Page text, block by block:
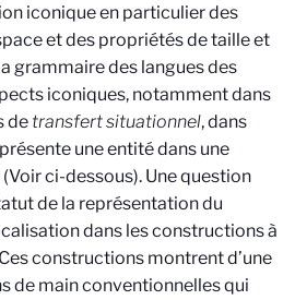
iconique en particulier des
et des propriétés de taille et
grammaire des langues des
iconiques, notamment dans
de transfert situationnel, dans
une entité dans une
ci-dessous). Une question
de la représentation du
dans les constructions à
constructions montrent d’une
de main conventionnelles qui